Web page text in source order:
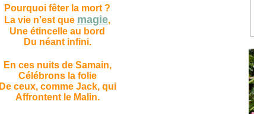
Pourquoi fêter la mort ?
La vie n’est que magie,
Une étincelle au bord
Du néant infini.
En ces nuits de Samain,
Célébrons la folie
De ceux, comme Jack, qui
Affrontent le Malin.